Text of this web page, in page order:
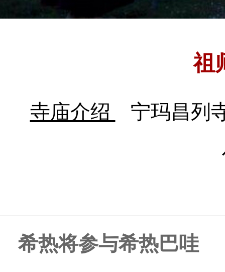
祖
寺庙介绍
宁玛昌列
希热将参与希热巴哇